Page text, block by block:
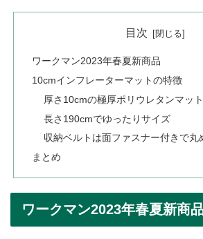
目次
ワークマン2023年春夏新商品
10cmインフレーターマットの特徴
厚さ10cmの極厚ポリウレタンマット
長さ190cmでゆったりサイズ
収納ベルトは面ファスナー付きで丸
まとめ
ワークマン2023年春夏新商